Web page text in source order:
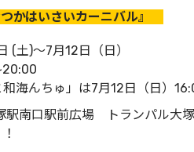
つかはいさいカーニバル』
(土)～7月12日（日）
海んちゅ」は7月12日（日）
駅南口駅前広場 トランパル大塚